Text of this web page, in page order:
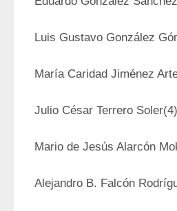
Luis Gustavo González
María Caridad Jiménez
Julio César Terrero Soler(4)
Mario de Jesús Alarcón
Alejandro B. Falcón